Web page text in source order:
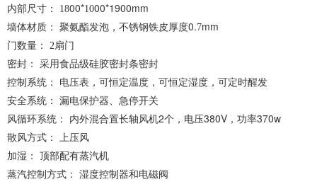
内部尺寸：
1800*1000*1900mm
墙体材质：
聚氨酯发泡，不锈钢铁皮厚度0.7mm
门数量：
2扇门
密封： 采用食品级硅胶密封条密封
控制系统： 电压表，可恒定温度，可恒定湿度，可定时醒发
安全系统： 漏电保护器、急停开关
风循环系统： 内外混合置长轴风机2个，电压380V，功率370w
散风方式： 上压风
加湿：
顶部配有蒸汽机
蒸汽控制方式： 湿度控制器和电磁阀